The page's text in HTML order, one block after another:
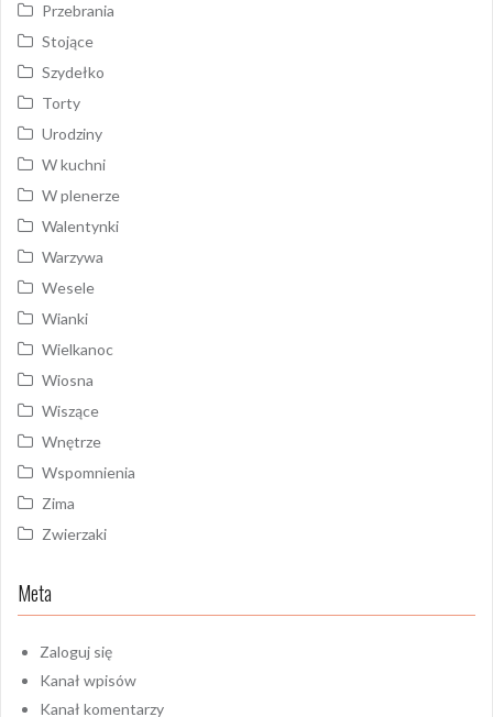
Przebrania
Stojące
Szydełko
Torty
Urodziny
W kuchni
W plenerze
Walentynki
Warzywa
Wesele
Wianki
Wielkanoc
Wiosna
Wiszące
Wnętrze
Wspomnienia
Zima
Zwierzaki
Meta
Zaloguj się
Kanał wpisów
Kanał komentarzy